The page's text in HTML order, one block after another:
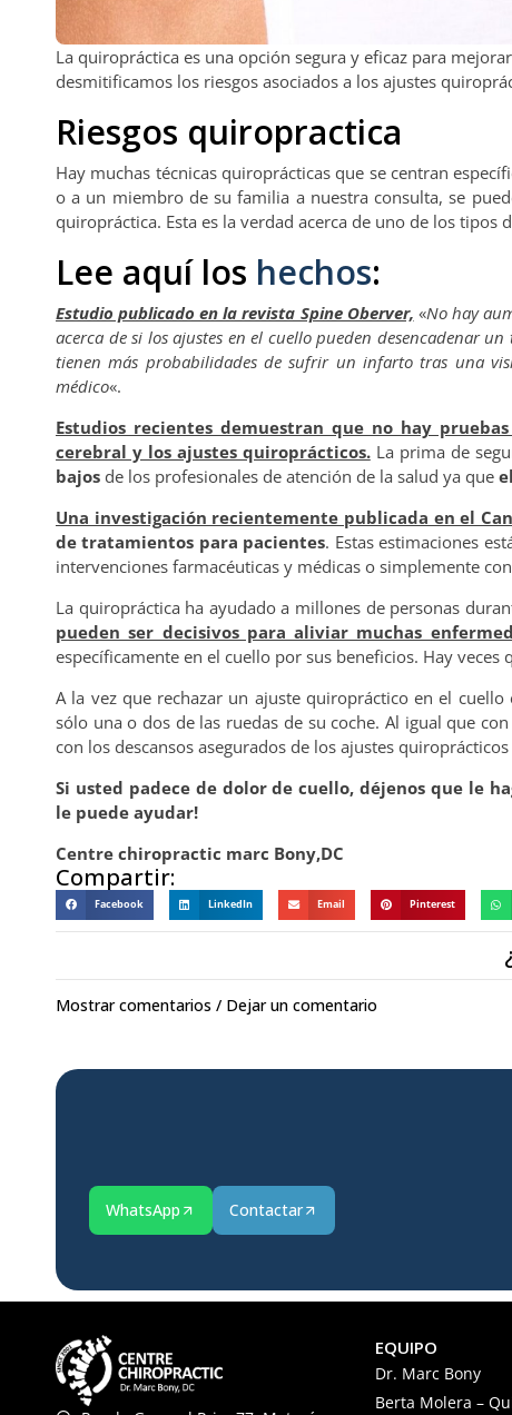
La quiropráctica es una opción segura y eficaz para
desmitificamos los riesgos asociados a los ajustes
Riesgos quiropractica
Hay muchas técnicas quiroprácticas que se centran
o a un miembro de su familia a nuestra consulta, se
quiropráctica. Esta es la verdad acerca de uno de los
Lee aquí los hechos:
Estudio publicado en la revista Spine Oberver, «No hay
acerca de si los ajustes en el cuello pueden desencadenar
tienen más probabilidades de sufrir un infarto tras una
médico«.
Estudios recientes demuestran que no hay
cerebral y los ajustes quiroprácticos.La prima de
bajos de los profesionales de atención de la salud ya que
Una investigación recientemente publicada en el
de tratamientos para pacientes. Estas estimaciones
intervenciones farmacéuticas y médicas o simplemente
La quiropráctica ha ayudado a millones de personas
pueden ser decisivos para aliviar muchas
específicamente en el cuello por sus beneficios. Hay
A la vez que rechazar un ajuste quiropráctico en el
sólo una o dos de las ruedas de su coche. Al igual que
con los descansos asegurados de los ajustes
Si usted padece de dolor de cuello, déjenos que le
le puede ayudar!
Centre chiropractic marc Bony,DC
Compartir:
Facebook LinkedIn Email Pinterest
Mostrar comentarios / Dejar un comentario
WhatsApp Contactar
EQUIPO
Dr. Marc Bony
Berta Molera –